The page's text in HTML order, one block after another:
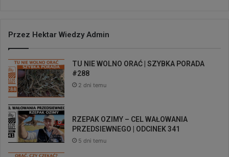
Przez Hektar Wiedzy Admin
TU NIE WOLNO ORAĆ | SZYBKA PORADA
#288
2 dni temu
RZEPAK OZIMY – CEL WAŁOWANIA
PRZEDSIEWNEGO | ODCINEK 341
5 dni temu